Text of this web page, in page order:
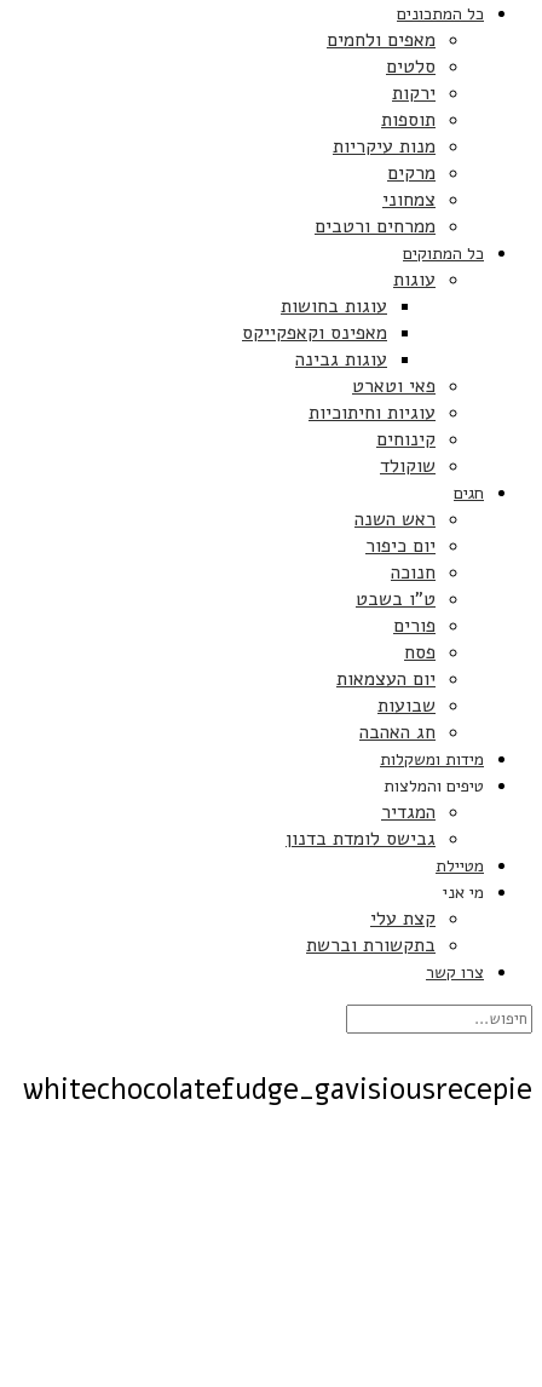
כל המתכונים
מאפים ולחמים
סלטים
ירקות
תוספות
מנות עיקריות
מרקים
צמחוני
ממרחים ורטבים
כל המתוקים
עוגות
עוגות בחושות
מאפינס וקאפקייקס
עוגות גבינה
פאי וטארט
עוגיות וחיתוכיות
קינוחים
שוקולד
חגים
ראש השנה
יום כיפור
חנוכה
ט”ו בשבט
פורים
פסח
יום העצמאות
שבועות
חג האהבה
מידות ומשקלות
טיפים והמלצות
המגדיר
גבישס לומדת בדנון
מטיילת
מי אני
קצת עלי
בתקשורת וברשת
צרו קשר
whitechocolatefudge_gavisiousrecepie